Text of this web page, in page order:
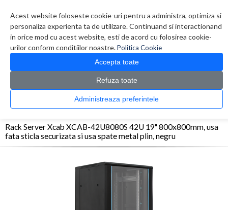
Acest website foloseste cookie-uri pentru a administra, optimiza si
personaliza experienta ta de utilizare. Continuand si interactionand
in orice mod cu acest website, esti de acord cu folosirea cookie-
urilor conform conditiilor noastre.Politica Cookie
Accepta toate
Refuza toate
Administreaza preferintele
0 produs(e)
CATALOG PRODUSE
> Rack-uri > Rack Server Xcab XCAB-42U8080S 42U 19"
Rack Server Xcab XCAB-42U8080S 42U 19" 800x800mm, usa
fata sticla securizata si usa spate metal plin, negru